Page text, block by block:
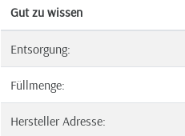
Gut zu wissen
Entsorgung:
Füllmenge:
Hersteller Adresse: